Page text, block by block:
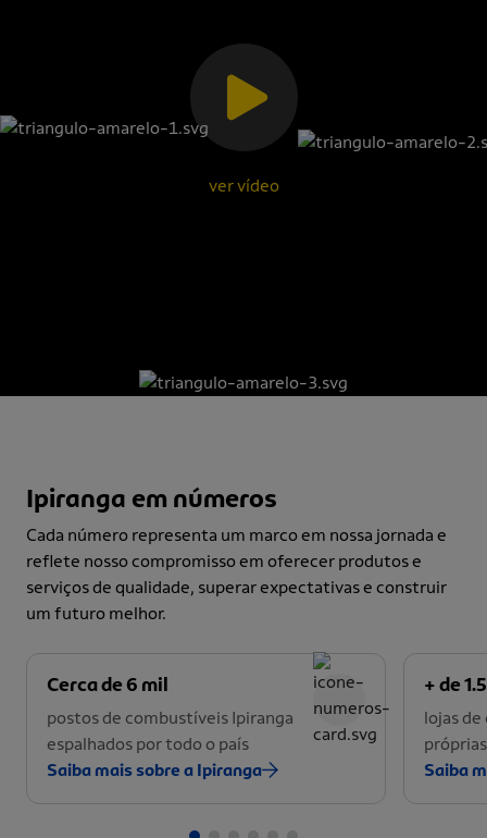
ver vídeo
Ipiranga em números
Cada número representa um marco em nossa jornada e
reflete nosso compromisso em oferecer produtos e
serviços de qualidade, superar expectativas e construir
um futuro melhor.
Cerca de 6 mil
postos de combustíveis Ipiranga
espalhados por todo o país
Saiba mais sobre a Ipiranga
+ de
lojas
Saiba